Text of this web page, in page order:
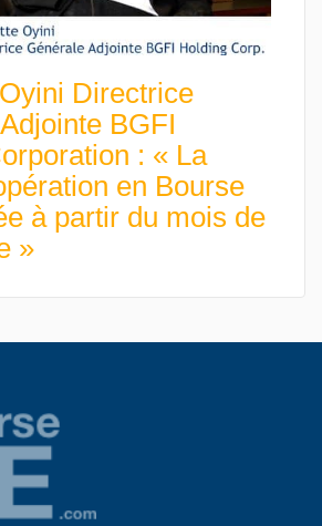
Directrice
BGFI
: « La
en Bourse
à partir du mois de
»